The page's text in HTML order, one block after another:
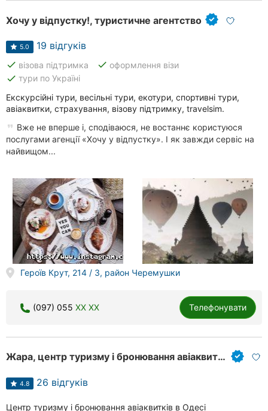
Хочу у відпустку!, туристичне агентство
5.0 19 відгуків
done візова підтримка done оформлення візи
done тури по Україні
Екскурсійні тури, весільні тури, екотури, спортивні тури,
авіаквитки, страхування, візову підтримку, travelsim.
Вже не вперше і, сподіваюся, не востаннє користуюся
послугами агенції «Хочу у відпустку». І як завжди сервіс на
найвищом...
Героїв Крут, 214 / 3, район Черемушки
(097) 055 XX XX Телефонувати
Жара, центр туризму і бронювання авіаквитків
4.8 26 відгуків
Центр туризму і бронювання авіаквитків в Одесі